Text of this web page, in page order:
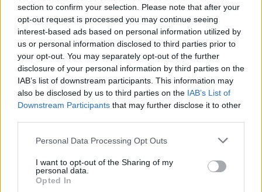
section to confirm your selection. Please note that after your
opt-out request is processed you may continue seeing
interest-based ads based on personal information utilized by
us or personal information disclosed to third parties prior to
your opt-out. You may separately opt-out of the further
disclosure of your personal information by third parties on the
IAB’s list of downstream participants. This information may
also be disclosed by us to third parties on the IAB’s List of
Downstream Participants that may further disclose it to other
Please note that this website/app uses one or more Google
not limited to your visit or usage behaviour. You may click to
grant or deny consent to Google and its third-party tags to
use your data for below specified purposes in below Google
Personal Data Processing Opt Outs
I want to opt-out of the Sharing of my
personal data.
Opted In